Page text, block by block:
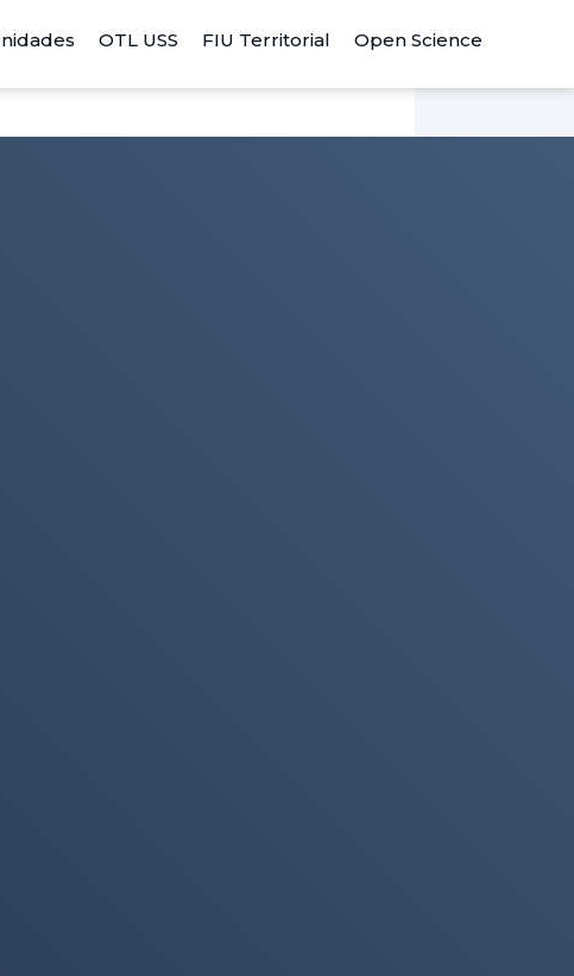
OTL USS FIU Territorial Open Science